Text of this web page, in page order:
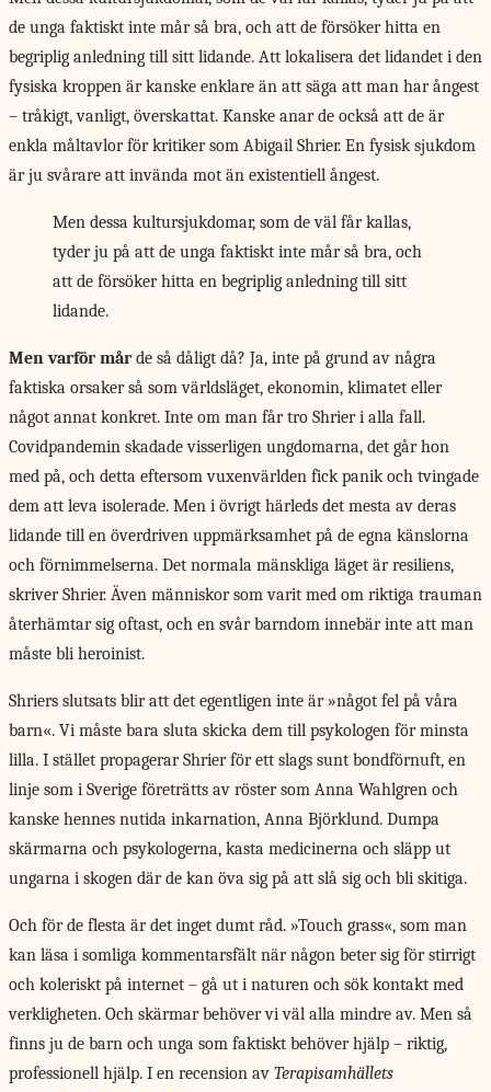
de unga faktiskt inte mår så bra, och att de försöker hitta en
begriplig anledning till sitt lidande. Att lokalisera det lidandet i den
fysiska kroppen är kanske enklare än att säga att man har ångest
– tråkigt, vanligt, överskattat. Kanske anar de också att de är
enkla måltavlor för kritiker som Abigail Shrier. En fysisk sjukdom
är ju svårare att invända mot än existentiell ångest.
Men dessa kultursjukdomar, som de väl får kallas,
tyder ju på att de unga faktiskt inte mår så bra, och
att de försöker hitta en begriplig anledning till sitt
lidande.
Men varför mårde så dåligt då? Ja, inte på grund av några
faktiska orsaker så som världsläget, ekonomin, klimatet eller
något annat konkret. Inte om man får tro Shrier i alla fall.
Covidpandemin skadade visserligen ungdomarna, det går hon
med på, och detta eftersom vuxenvärlden fick panik och tvingade
dem att leva isolerade. Men i övrigt härleds det mesta av deras
lidande till en överdriven uppmärksamhet på de egna känslorna
och förnimmelserna. Det normala mänskliga läget är resiliens,
skriver Shrier. Även människor som varit med om riktiga trauman
återhämtar sig oftast, och en svår barndom innebär inte att man
måste bli heroinist.
Shriers slutsats blir att det egentligen inte är »något fel på våra
barn«. Vi måste bara sluta skicka dem till psykologen för minsta
lilla. I stället propagerar Shrier för ett slags sunt bondförnuft, en
linje som i Sverige företrätts av röster som Anna Wahlgren och
kanske hennes nutida inkarnation, Anna Björklund. Dumpa
skärmarna och psykologerna, kasta medicinerna och släpp ut
ungarna i skogen där de kan öva sig på att slå sig och bli skitiga.
Och för de flesta är det inget dumt råd. »Touch grass«, som man
kan läsa i somliga kommentarsfält när någon beter sig för stirrigt
och koleriskt på internet – gå ut i naturen och sök kontakt med
verkligheten. Och skärmar behöver vi väl alla mindre av. Men så
finns ju de barn och unga som faktiskt behöver hjälp – riktig,
professionell hjälp. I en recension av Terapisamhällets